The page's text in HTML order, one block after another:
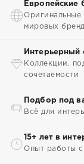
Европейские
Оригинальные
мировых
Интерьерный
Коллекции,
сочетаемости
Подбор под
Всё для
15+ лет в
Опыт работы с